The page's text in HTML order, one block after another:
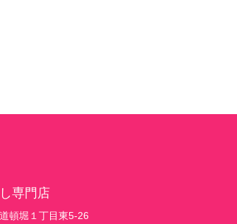
専門店
頓堀１丁目東5-26